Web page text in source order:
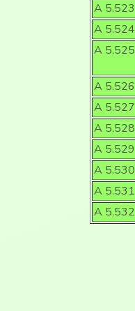
A 5.523
A 5.524
A 5.525
A 5.526
A 5.527
A 5.528
A 5.529
A 5.530
A 5.531
A 5.532